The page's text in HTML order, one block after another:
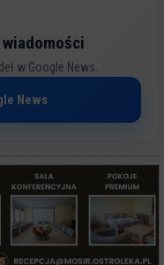
w Google News.
News